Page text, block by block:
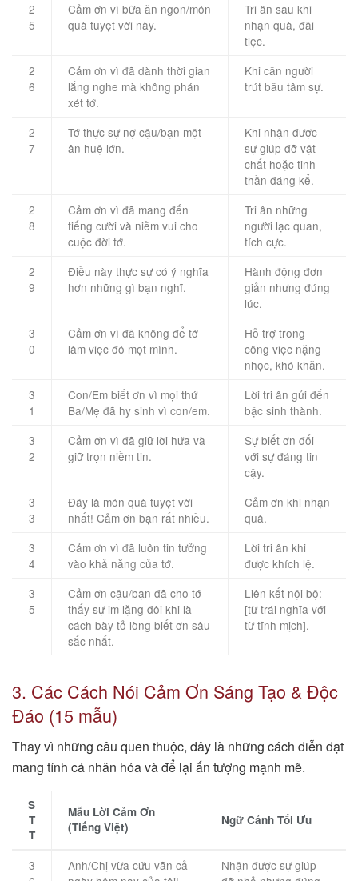
2
5
Cảm ơn vì bữa ăn ngon/món
quà tuyệt vời này.
Tri ân sau khi
nhận quà, đãi
tiệc.
2
6
Cảm ơn vì đã dành thời gian
lắng nghe mà không phán
xét tớ.
Khi cần người
trút bầu tâm sự.
2
7
Tớ thực sự nợ cậu/bạn một
ân huệ lớn.
Khi nhận được
sự giúp đỡ vật
chất hoặc tinh
thần đáng kể.
2
8
Cảm ơn vì đã mang đến
tiếng cười và niềm vui cho
cuộc đời tớ.
Tri ân những
người lạc quan,
tích cực.
2
9
Điều này thực sự có ý nghĩa
hơn những gì bạn nghĩ.
Hành động đơn
giản nhưng đúng
lúc.
3
0
Cảm ơn vì đã không để tớ
làm việc đó một mình.
Hỗ trợ trong
công việc nặng
nhọc, khó khăn.
3
1
Con/Em biết ơn vì mọi thứ
Ba/Mẹ đã hy sinh vì con/em.
Lời tri ân gửi đến
bậc sinh thành.
3
2
Cảm ơn vì đã giữ lời hứa và
giữ trọn niềm tin.
Sự biết ơn đối
với sự đáng tin
cậy.
3
3
Đây là món quà tuyệt vời
nhất! Cảm ơn bạn rất nhiều.
Cảm ơn khi nhận
quà.
3
4
Cảm ơn vì đã luôn tin tưởng
vào khả năng của tớ.
Lời tri ân khi
được khích lệ.
3
5
Cảm ơn cậu/bạn đã cho tớ
thấy sự im lặng đôi khi là
cách bày tỏ lòng biết ơn sâu
sắc nhất.
Liên kết nội bộ:
[từ trái nghĩa với
từ tĩnh mịch].
3. Các Cách Nói Cảm Ơn Sáng Tạo & Độc
Đáo (15 mẫu)
Thay vì những câu quen thuộc, đây là những cách diễn đạt
mang tính cá nhân hóa và để lại ấn tượng mạnh mẽ.
S
T
T
Mẫu Lời Cảm Ơn
(Tiếng Việt)
Ngữ Cảnh Tối Ưu
3
Anh/Chị vừa cứu vãn cả
Nhận được sự giúp